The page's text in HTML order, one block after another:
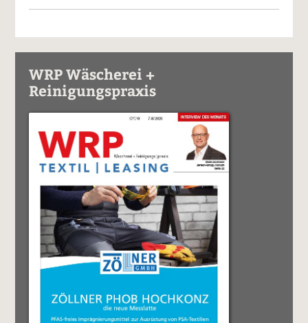
WRP Wäscherei +
Reinigungspraxis